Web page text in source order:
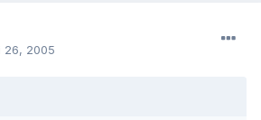
26, 2005